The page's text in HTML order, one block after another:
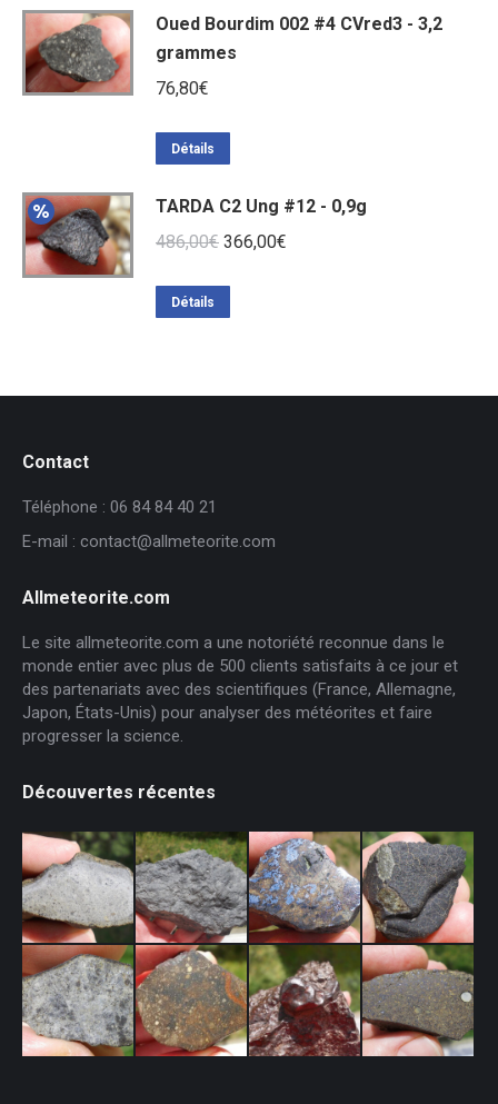
Oued Bourdim 002 #4 CVred3 - 3,2
grammes
76,80€
Détails
TARDA C2 Ung #12 - 0,9g
486,00€ Le
366,00€
Détails
Contact
Téléphone : 06 84 84 40 21
E-mail : contact@allmeteorite.com
Allmeteorite.com
Le site allmeteorite.com a une notoriété reconnue dans le
monde entier avec plus de 500 clients satisfaits à ce jour et
des partenariats avec des scientifiques (France, Allemagne,
Japon, États-Unis) pour analyser des météorites et faire
progresser la science.
Découvertes récentes